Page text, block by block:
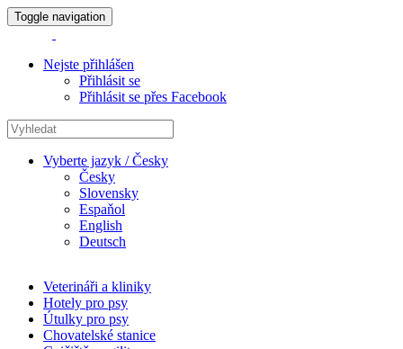
Toggle navigation
Nejste přihlášen
Přihlásit se
Přihlásit se přes Facebook
Vyberte jazyk / Česky
Česky
Slovensky
Espaňol
English
Deutsch
Veterináři a kliniky
Hotely pro psy
Útulky pro psy
Chovatelské stanice